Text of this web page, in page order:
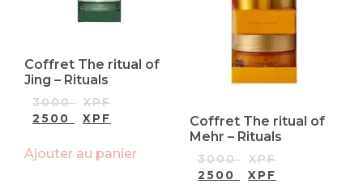
Coffret The ritual of
Jing – Rituals
3000
XPF
2500
XPF
Ajouter au panier
Coffret The ritual of
Mehr – Rituals
3000
XPF
2500
XPF